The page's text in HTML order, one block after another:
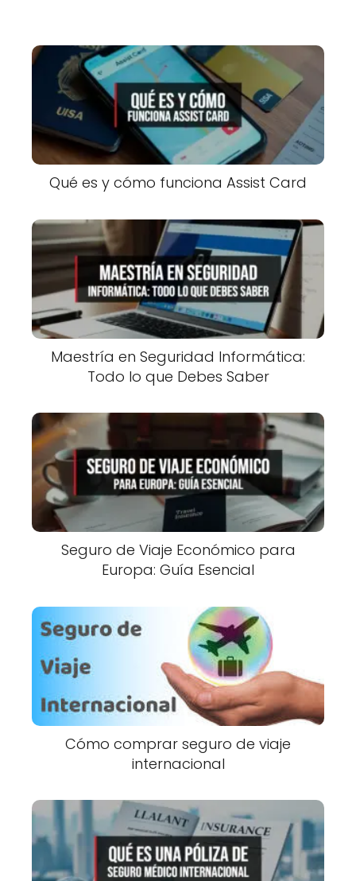
Qué es y cómo funciona Assist Card
Maestría en Seguridad Informática:
Todo lo que Debes Saber
Seguro de Viaje Económico para
Europa: Guía Esencial
Cómo comprar seguro de viaje
internacional